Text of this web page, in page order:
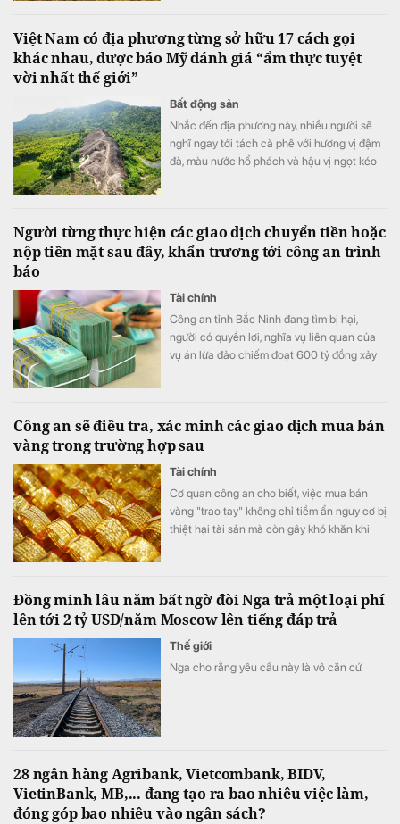
Việt Nam có địa phương từng sở hữu 17 cách gọi
khác nhau, được báo Mỹ đánh giá “ẩm thực tuyệt
vời nhất thế giới”
Bất động sản
Nhắc đến địa phương này, nhiều người sẽ
nghĩ ngay tới tách cà phê với hương vị đậm
đà, màu nước hổ phách và hậu vị ngọt kéo
Người từng thực hiện các giao dịch chuyển tiền hoặc
nộp tiền mặt sau đây, khẩn trương tới công an trình
báo
Tài chính
Công an tỉnh Bắc Ninh đang tìm bị hại,
người có quyền lợi, nghĩa vụ liên quan của
vụ án lừa đảo chiếm đoạt 600 tỷ đồng xảy
Công an sẽ điều tra, xác minh các giao dịch mua bán
vàng trong trường hợp sau
Tài chính
Cơ quan công an cho biết, việc mua bán
vàng "trao tay" không chỉ tiềm ẩn nguy cơ bị
thiệt hại tài sản mà còn gây khó khăn khi
Đồng minh lâu năm bất ngờ đòi Nga trả một loại phí
lên tới 2 tỷ USD/năm Moscow lên tiếng đáp trả
Thế giới
Nga cho rằng yêu cầu này là vô căn cứ.
28 ngân hàng Agribank, Vietcombank, BIDV,
VietinBank, MB,... đang tạo ra bao nhiêu việc làm,
đóng góp bao nhiêu vào ngân sách?